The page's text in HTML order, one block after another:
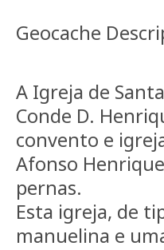
Geocache
A Igreja de
Conde D.
convento e
Afonso
pernas.
Esta igreja, de
manuelina e